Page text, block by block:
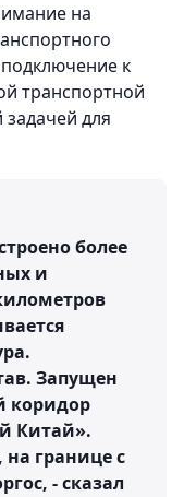
на
к
транспортной
задачей для
более
и
Запущен
коридор
Китай».
границе с
- сказал